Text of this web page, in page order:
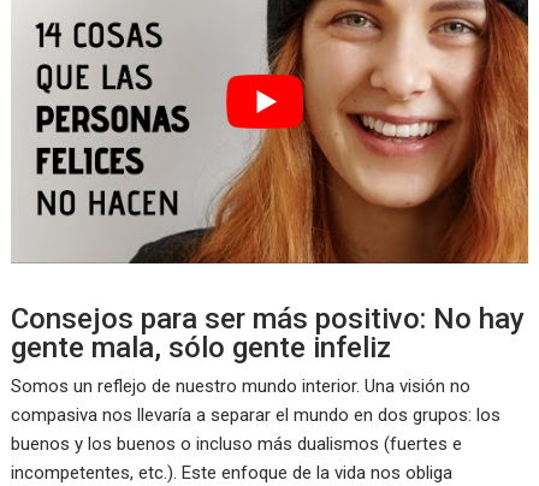
Consejos para ser más positivo: No hay
gente mala, sólo gente infeliz
Somos un reflejo de nuestro mundo interior. Una visión no
compasiva nos llevaría a separar el mundo en dos grupos: los
buenos y los buenos o incluso más dualismos (fuertes e
incompetentes, etc.). Este enfoque de la vida nos obliga